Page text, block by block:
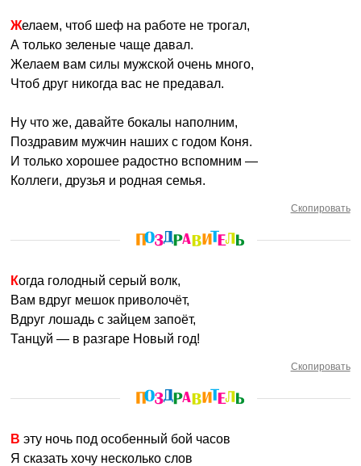
Желаем, чтоб шеф на работе не трогал,
А только зеленые чаще давал.
Желаем вам силы мужской очень много,
Чтоб друг никогда вас не предавал.
Ну что же, давайте бокалы наполним,
Поздравим мужчин наших с годом Коня.
И только хорошее радостно вспомним —
Коллеги, друзья и родная семья.
Скопировать
Когда голодный серый волк,
Вам вдруг мешок приволочёт,
Вдруг лошадь с зайцем запоёт,
Танцуй — в разгаре Новый год!
Скопировать
В эту ночь под особенный бой часов
Я сказать хочу несколько слов